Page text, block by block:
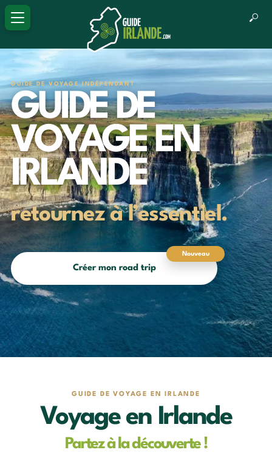
GUIDE DE VOYAGE INDÉPENDANT
GUIDE DE
VOYAGE EN
IRLANDE
retournez à l’essentiel.
Nouveau
Créer mon road trip
GUIDE DE VOYAGE EN IRLANDE
Voyage en Irlande
Partez à la découverte !